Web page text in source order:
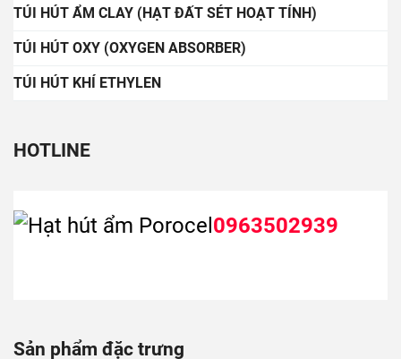
TÚI HÚT ẨM CLAY (HẠT ĐẤT SÉT HOẠT TÍNH)
TÚI HÚT OXY (OXYGEN ABSORBER)
TÚI HÚT KHÍ ETHYLEN
HOTLINE
0963502939
Sản phẩm đặc trưng